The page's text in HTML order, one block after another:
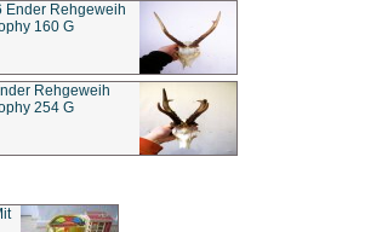
Ender Rehgeweih
160 G
Rehgeweih
254 G